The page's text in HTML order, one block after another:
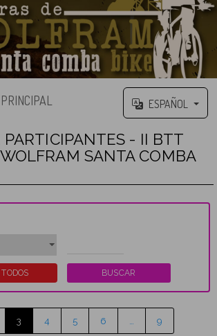
ESPAÑOL
PARTICIPANTES - II BTT
SANTA COMBA
3 4 5 6 9